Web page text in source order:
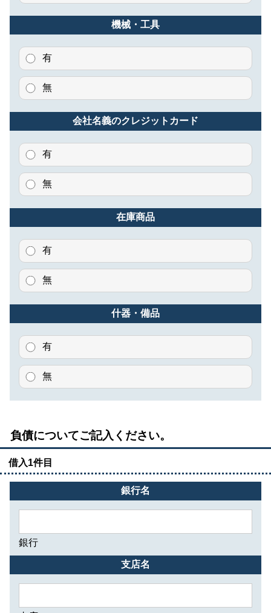
機械・工具
有
無
会社名義のクレジットカード
有
無
在庫商品
有
無
什器・備品
有
無
負債についてご記入ください。
借入1件目
銀行名
銀行
支店名